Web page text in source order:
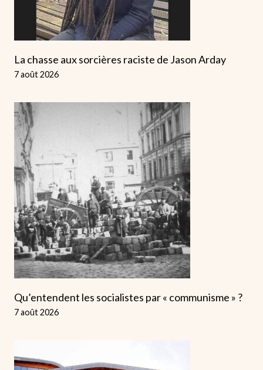
La chasse aux sorcières raciste de Jason Arday
7 août 2026
Qu’entendent les socialistes par « communisme » ?
7 août 2026